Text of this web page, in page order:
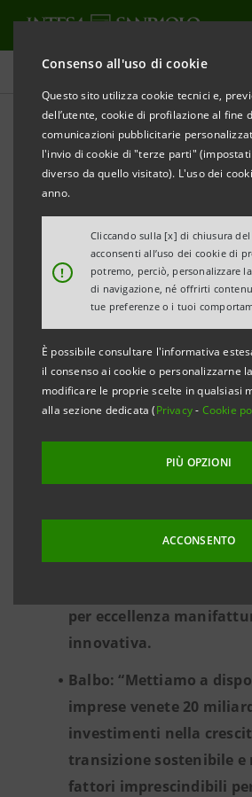
Consenso all'uso di cookie
Questo sito utilizza cookie tecnici e,
dell’utente, cookie di profilazione al fine
comunicazioni pubblicitarie
l'invio di cookie di "terze parti"
diverso da quello visitato). L'uso dei
anno.
!
Cliccando sulla [x] di chiusura
acconsenti all’uso dei cookie di
potremo, perciò, personalizzare
di navigazione, né offrirti
tue preferenze o i tuoi
È possibile consultare l'informativa
il consenso ai cookie o personalizzarne
modificare le proprie scelte in qualsiasi
alla sezione dedicata (Privacy- Cookie
PIÙ OPZIONI
ACCONSENTO
Comunicati stampa
STAMPA AGGIORNA
COMUNICATO STAMPA
NUOVO ACCORDO TRA
DEL VENETO PER INVESTIMENTI,
CREDITO
Oggi a Vicenza
presentare le misure
delle aziende della
Focus congiunto su
strategiche ad alto
finanziaria: i fattori
delle imprese.
accompagnare le nostre
trasformazioni
per eccellenza
innovativa.
Balbo: “Mettiamo a
imprese venete 20
investimenti nella
transizione sostenibile e
fattori imprescindibili